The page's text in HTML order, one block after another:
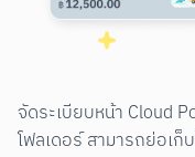
จัดระเบียบหน้า Cloud
โฟลเดอร์ สามารถย่อเก็